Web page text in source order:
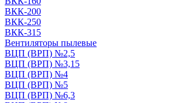
ВКК-200
ВКК-250
ВКК-315
Вентиляторы пылевые
ВЦП (ВРП) №2,5
ВЦП (ВРП) №3,15
ВЦП (ВРП) №4
ВЦП (ВРП) №5
ВЦП (ВРП) №6,3